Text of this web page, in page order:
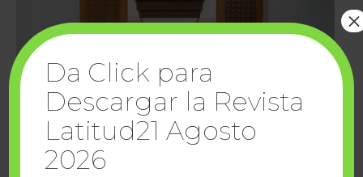
Da Click para
Descargar la Revista
Latitud21 Agosto
2026
×